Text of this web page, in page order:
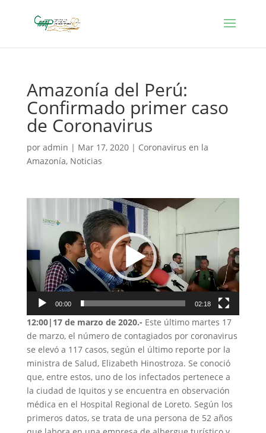
Amazonía del Perú:
Confirmado primer caso
de Coronavirus
por admin | Mar 17, 2020| Coronavirus en la
Amazonía, Noticias
00:00 02:18
12:00|17 de marzo de 2020.- Este último martes 17
de marzo, el número de contagiados por coronavirus
se elevó a 117 casos, según el último reporte por la
ministra de Salud, Elizabeth Hinostroza. Se conoció
que, entre estos, uno de los infectados pertenece a
la ciudad de Iquitos y se encuentra en observación
médica en el Hospital Regional de Loreto. Según los
primeros datos, se trata de una persona de 52 años